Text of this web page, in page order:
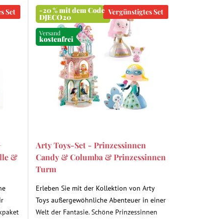
Set
&
-20 % mit dem Code
DJECO20
Versand
kostenfrei
Vergünstigtes Set
Arty Toys-Set - Prinzessinnen
Candy & Columba & Prinzessinnen
Turm
Erleben Sie mit der Kollektion von Arty
Toys außergewöhnliche Abenteuer in einer
Welt der Fantasie. Schöne Prinzessinnen